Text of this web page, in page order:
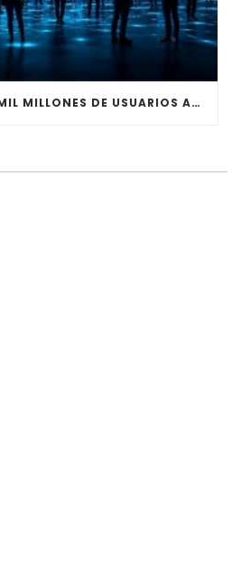
CHATGPT SUPERÓ MIL MILLONES DE USUARIOS ACTIVOS SEGÚN OPENAI